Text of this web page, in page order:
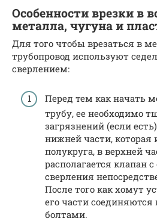
Особенности врезки в
металла, чугуна и
Для того чтобы врезаться в
трубопровод используют
сверлением:
Перед тем как начать
трубу, ее необходимо
загрязнений (если
нижней части,
полукруга, в верхней
располагается клапан
сверления
После того как хомут
его части
болтами.